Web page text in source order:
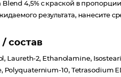
4,5% с краской в пропорции
результата, нанесите
состав
Laureth-2, Ethanolamine,
10, Tetrasodium